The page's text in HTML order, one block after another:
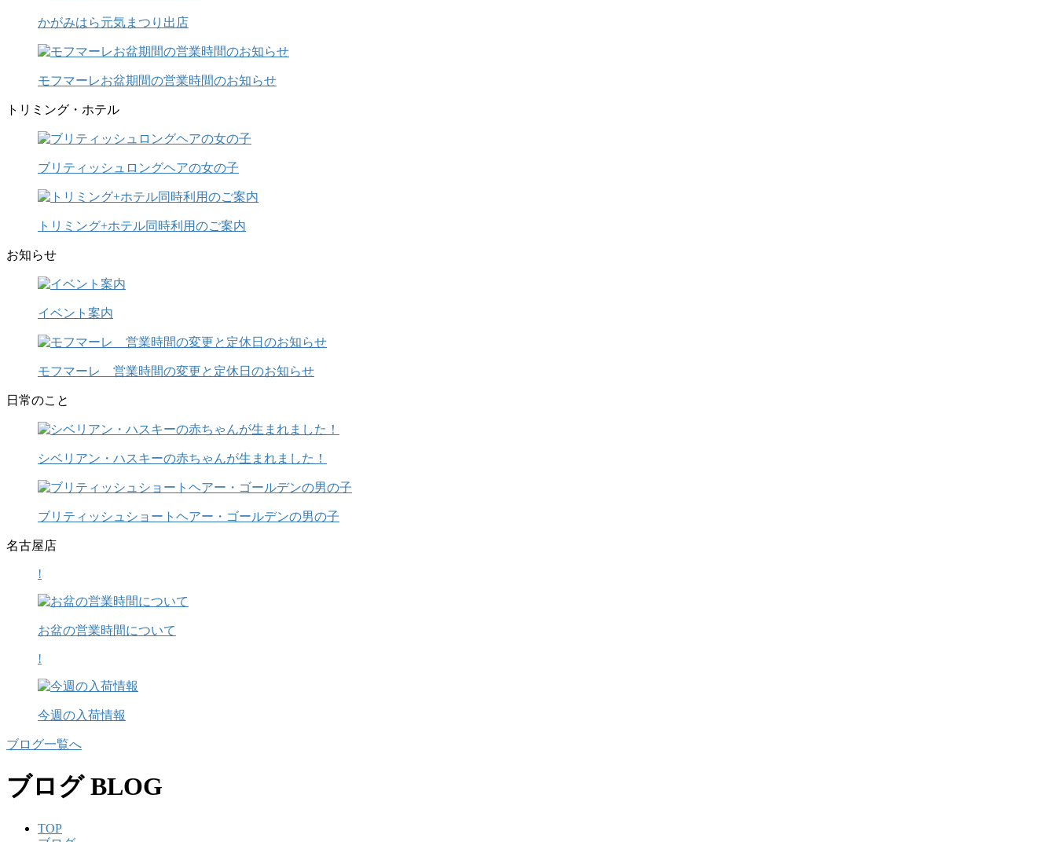
かがみはら元気まつり出店
モフマーレお盆期間の営業時間のお知らせ
トリミング・ホテル
ブリティッシュロングヘアの女の子
トリミング+ホテル同時利用のご案内
お知らせ
イベント案内
モフマーレ 営業時間の変更と定休日のお知らせ
日常のこと
シベリアン・ハスキーの赤ちゃんが生まれました！
ブリティッシュショートヘアー・ゴールデンの男の子
名古屋店
!
お盆の営業時間について
!
今週の入荷情報
ブログ一覧へ
ブログ BLOG
TOP